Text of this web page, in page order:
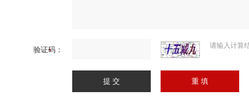
验证码： 请输入计算